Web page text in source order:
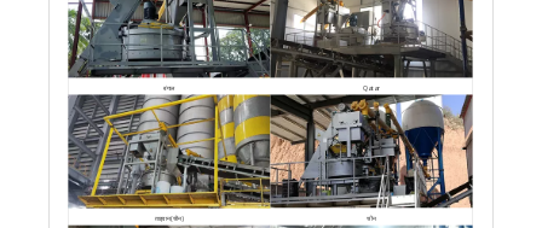
बंगाल Qatar
ताइवान(चीन) चीन